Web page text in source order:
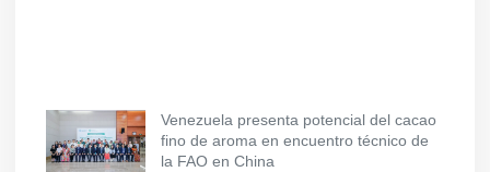
Venezuela presenta potencial del cacao
fino de aroma en encuentro técnico de
la FAO en China